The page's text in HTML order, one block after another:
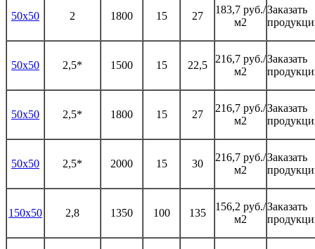
50х50 2 1800 15 27
183,7 руб./
м2
Заказать
50х50 2,5* 1500 15 22,5
216,7 руб./
м2
Заказать
50х50 2,5* 1800 15 27
216,7 руб./
м2
Заказать
50х50 2,5* 2000 15 30
216,7 руб./
м2
Заказать
150х50 2,8 1350 100 135
156,2 руб./
м2
Заказать